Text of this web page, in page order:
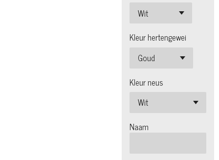
Kleur hertengewei
Kleur neus
Naam